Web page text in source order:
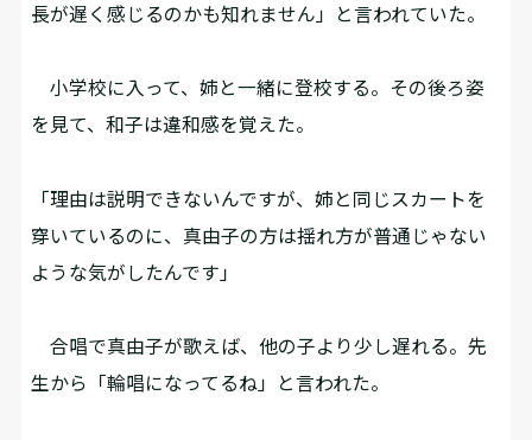
長が遅く感じるのかも知れません」と言われていた。
小学校に入って、姉と一緒に登校する。その後ろ姿
を見て、和子は違和感を覚えた。
「理由は説明できないんですが、姉と同じスカートを
穿いているのに、真由子の方は揺れ方が普通じゃない
ような気がしたんです」
合唱で真由子が歌えば、他の子より少し遅れる。先
生から「輪唱になってるね」と言われた。